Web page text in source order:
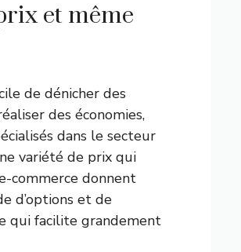
et même
de dénicher des
des économies,
dans le secteur
variété de prix qui
commerce donnent
d’options et de
qui facilite grandement